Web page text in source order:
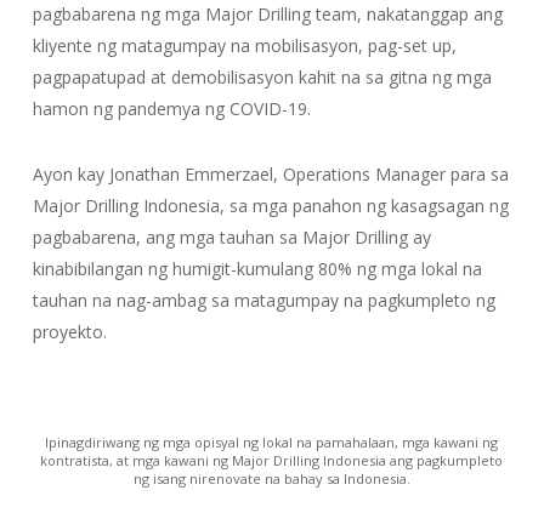
pagbabarena ng mga Major Drilling team, nakatanggap ang
kliyente ng matagumpay na mobilisasyon, pag-set up,
pagpapatupad at demobilisasyon kahit na sa gitna ng mga
hamon ng pandemya ng COVID-19.
Ayon kay Jonathan Emmerzael, Operations Manager para sa
Major Drilling Indonesia, sa mga panahon ng kasagsagan ng
pagbabarena, ang mga tauhan sa Major Drilling ay
kinabibilangan ng humigit-kumulang 80% ng mga lokal na
tauhan na nag-ambag sa matagumpay na pagkumpleto ng
proyekto.
Ipinagdiriwang ng mga opisyal ng lokal na pamahalaan, mga kawani ng
kontratista, at mga kawani ng Major Drilling Indonesia ang pagkumpleto
ng isang nirenovate na bahay sa Indonesia.